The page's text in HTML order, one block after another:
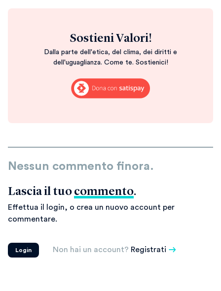
Sostieni Valori!
Dalla parte dell'etica, del clima, dei diritti e
dell'uguaglianza. Come te. Sostienici!
Nessun commento finora.
Lascia il tuo commento.
Effettua il login, o crea un nuovo account per
commentare.
Login Non hai un account? Registrati